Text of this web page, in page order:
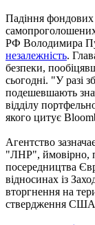
Падіння фондових
РФ Володимира
незалежність.
безпеки,
сьогодні. "У разі
подешевшають
відділу
якого цитує
Агентство
"ЛНР", ймовірно,
посередництва
відносинах із
вторгнення на
ствердження США